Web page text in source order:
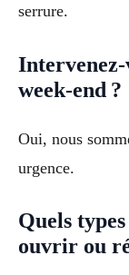
serrure.
week-end ?
Oui, nous
urgence.
Quels
ouvrir ou